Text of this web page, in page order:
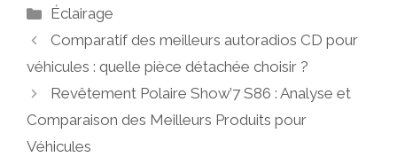
Catégories
Éclairage
Comparatif des meilleurs autoradios CD pour
véhicules : quelle pièce détachée choisir ?
Revêtement Polaire Show’7 S86 : Analyse et
Comparaison des Meilleurs Produits pour
Véhicules